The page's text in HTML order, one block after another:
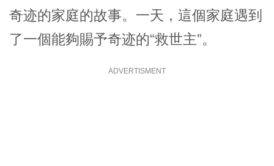
奇迹的家庭的故事。一天，這個家庭遇到
了一個能夠賜予奇迹的“救世主”。
ADVERTISMENT